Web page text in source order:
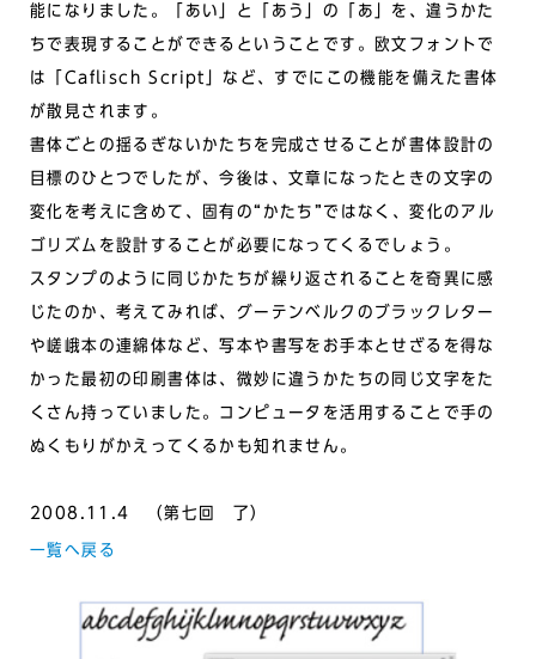
能になりました。「あい」と「あう」の「あ」を、違うかた
ちで表現することができるということです。欧文フォントで
は「Caflisch Script」など、すでにこの機能を備えた書体
が散見されます。
書体ごとの揺るぎないかたちを完成させることが書体設計の
目標のひとつでしたが、今後は、文章になったときの文字の
変化を考えに含めて、固有の“かたち”ではなく、変化のアル
ゴリズムを設計することが必要になってくるでしょう。
スタンプのように同じかたちが繰り返されることを奇異に感
じたのか、考えてみれば、グーテンベルクのブラックレター
や嵯峨本の連綿体など、写本や書写をお手本とせざるを得な
かった最初の印刷書体は、微妙に違うかたちの同じ文字をた
くさん持っていました。コンピュータを活用することで手の
ぬくもりがかえってくるかも知れません。
2008.11.4 （第七回 了）
一覧へ戻る